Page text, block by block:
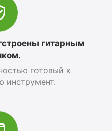
гитарным
готовый к
инструмент.